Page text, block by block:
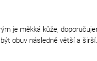
je měkká kůže,
obuv následně větší a širší.